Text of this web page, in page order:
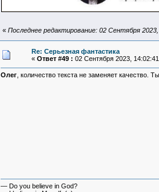
« Последнее редактирование: 02 Сентября
Re: Серьезная фантастика
« Ответ #49 : 02 Сентября 2023,
Олег, количество текста не заменяет качество.
— Do you believe in God?